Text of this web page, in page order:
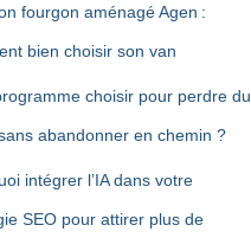
fourgon aménagé Agen :
bien choisir son van
choisir pour perdre du
abandonner en chemin ?
intégrer l’IA dans votre
SEO pour attirer plus de